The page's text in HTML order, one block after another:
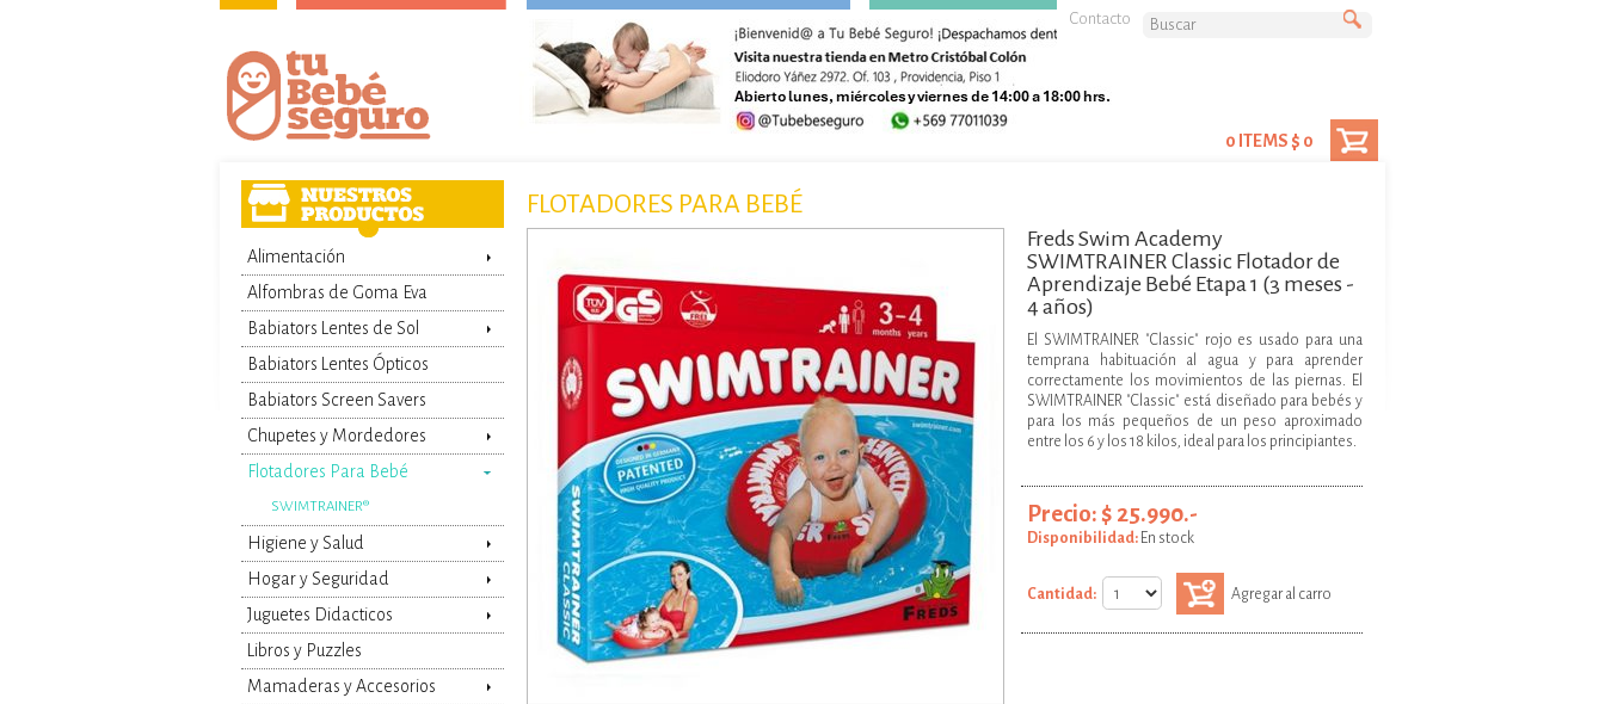
Contacto
Buscar
0 ITEMS $ 0
FLOTADORES PARA BEBÉ
Freds Swim Academy
SWIMTRAINER Classic Flotador de
Aprendizaje Bebé Etapa 1 (3 meses -
4 años)
El SWIMTRAINER "Classic" rojo es usado para una
temprana habituación al agua y para aprender
correctamente los movimientos de las piernas. El
SWIMTRAINER "Classic" está diseñado para bebés y
para los más pequeños de un peso aproximado
entre los 6 y los 18 kilos, ideal para los principiantes.
Precio: $ 25.990.-
Disponibilidad: En stock
Cantidad:
Agregar al carro Agregar al carro
Alimentación
Alfombras de Goma Eva
Babiators Lentes de Sol
Babiators Lentes Ópticos
Babiators Screen Savers
Chupetes y Mordedores
Flotadores Para Bebé
SWIMTRAINER®
Higiene y Salud
Hogar y Seguridad
Juguetes Didacticos
Libros y Puzzles
Mamaderas y Accesorios